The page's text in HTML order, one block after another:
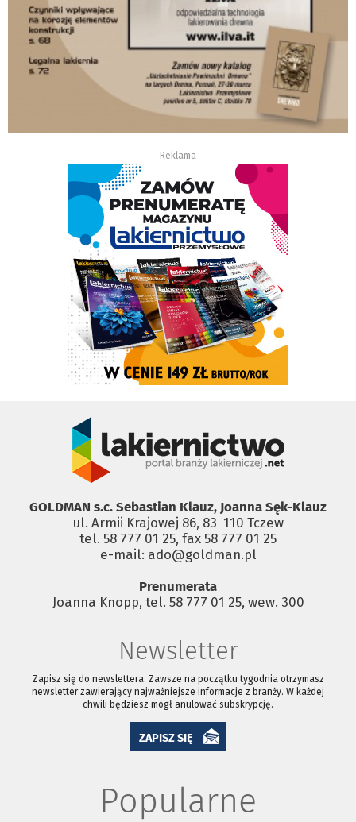
Reklama
GOLDMAN s.c. Sebastian Klauz, Joanna Sęk-Klauz
ul. Armii Krajowej 86, 83 ­ 110 Tczew
tel. 58 777 01 25, fax 58 777 01 25
e-mail: ado@goldman.pl
Prenumerata
Joanna Knopp, tel. 58 777 01 25, wew. 300
Newsletter
Zapisz się do newslettera. Zawsze na początku tygodnia otrzymasz
newsletter zawierający najważniejsze informacje z branży. W każdej
chwili będziesz mógł anulować subskrypcję.
ZAPISZ SIĘ
Popularne